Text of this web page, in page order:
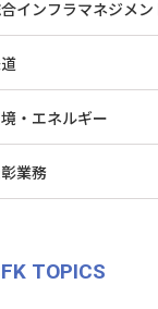
インフラマネジメン
・エネルギー
業務
TOPICS